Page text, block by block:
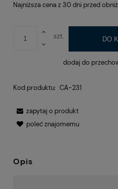
Najniższa cena z 30 dni przed
szt. DO
dodaj do
Kod produktu: CA-231
zapytaj o produkt
poleć znajomemu
Opis